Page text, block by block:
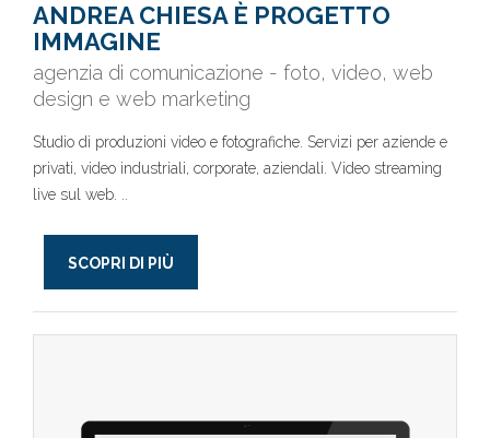
ANDREA CHIESA È PROGETTO
IMMAGINE
agenzia di comunicazione - foto, video, web
design e web marketing
Studio di produzioni video e fotografiche. Servizi per aziende e
privati, video industriali, corporate, aziendali. Video streaming
live sul web. ..
SCOPRI DI PIÙ